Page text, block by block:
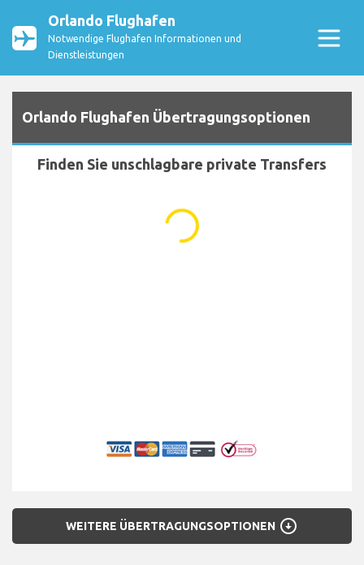
Orlando Flughafen
Notwendige Flughafen Informationen und
Dienstleistungen
Orlando Flughafen Übertragungsoptionen
Finden Sie unschlagbare private Transfers
...
WEITERE ÜBERTRAGUNGSOPTIONEN arrow_circle_down